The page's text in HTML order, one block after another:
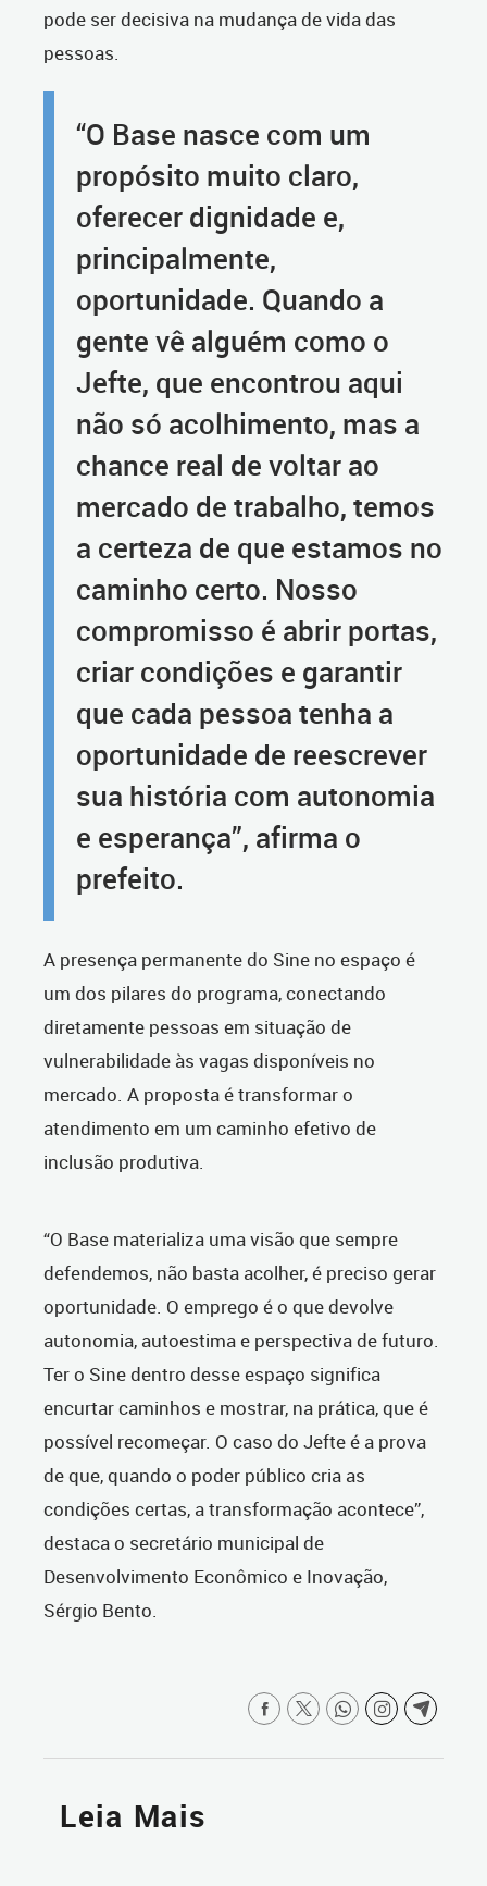
pode ser decisiva na mudança de vida das
pessoas.
“O Base nasce com um
propósito muito claro,
oferecer dignidade e,
principalmente,
oportunidade. Quando a
gente vê alguém como o
Jefte, que encontrou aqui
não só acolhimento, mas a
chance real de voltar ao
mercado de trabalho, temos
a certeza de que estamos no
caminho certo. Nosso
compromisso é abrir portas,
criar condições e garantir
que cada pessoa tenha a
oportunidade de reescrever
sua história com autonomia
e esperança”, afirma o
prefeito.
A presença permanente do Sine no espaço é
um dos pilares do programa, conectando
diretamente pessoas em situação de
vulnerabilidade às vagas disponíveis no
mercado. A proposta é transformar o
atendimento em um caminho efetivo de
inclusão produtiva.
“O Base materializa uma visão que sempre
defendemos, não basta acolher, é preciso gerar
oportunidade. O emprego é o que devolve
autonomia, autoestima e perspectiva de futuro.
Ter o Sine dentro desse espaço significa
encurtar caminhos e mostrar, na prática, que é
possível recomeçar. O caso do Jefte é a prova
de que, quando o poder público cria as
condições certas, a transformação acontece”,
destaca o secretário municipal de
Desenvolvimento Econômico e Inovação,
Sérgio Bento.
Leia Mais